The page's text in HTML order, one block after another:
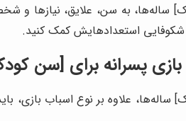
ساله‌ها، به سن، علایق، نیازها و
شکوفایی استعدادهایش کمک کنید.
پسرانه برای [سن
علاوه بر نوع اسباب بازی،